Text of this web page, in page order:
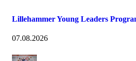
Lillehammer Young Leaders
07.08.2026